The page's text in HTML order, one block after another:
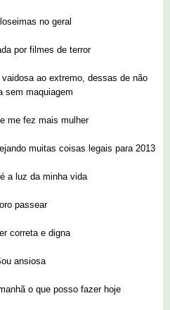
no geral
por filmes de terror
ao extremo, dessas de não
sem maquiagem
me fez mais mulher
muitas coisas legais para 2013
a luz da minha vida
passear
correta e digna
ansiosa
o que posso fazer hoje